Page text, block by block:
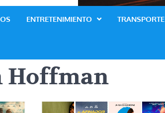
ENTRETENIMIENTO TRANSPORTE
Hoffman